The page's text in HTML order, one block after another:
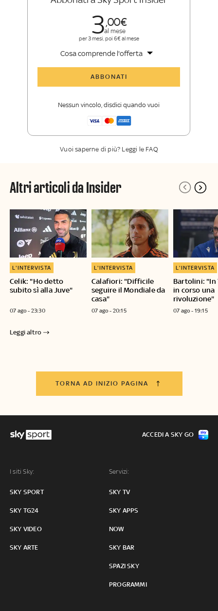
300
al mese
per 3 mesi, poi 6€ al mese
Cosa comprende l'offerta
Sport
La newsletter esclusiva di Sky Sport
ABBONATI
Nessun vincolo, disdici quando vuoi
Vuoi saperne di più? Leggi le FAQ
Altri articoli da Insider
Celik: "Ho detto
subito sì alla Juve"
L'INTERVISTA
07 ago - 23:30
Calafiori: "Difficile
seguire il Mondiale da
casa"
L'INTERVISTA
07 ago - 20:15
Bartolini: "In
in corso una
rivoluzione"
L'INTERVISTA
07 ago - 19:15
Leggi altro
TORNA AD INIZIO PAGINA
I siti Sky:
SKY SPORT
SKY TG24
SKY VIDEO
SKY ARTE
Servizi:
SKY TV
SKY APPS
NOW
SKY BAR
SPAZI SKY
PROGRAMMI
ACCEDI A SKY GO